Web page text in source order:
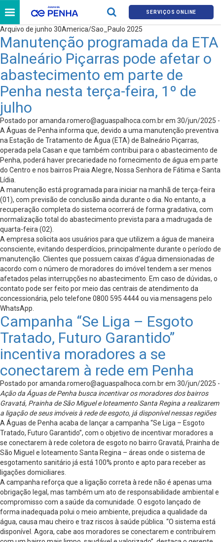
SERVIÇOS ONLINE
Arquivo de junho 30America/Sao_Paulo 2025
Manutenção programada da ETA
Balneário Piçarras pode afetar o
abastecimento em parte de
Penha nesta terça-feira, 1º de
julho
Postado poramanda.romero@aguaspalhoca.com.brem 30/jun/2025 -
A Águas de Penha informa que, devido a uma manutenção preventiva
na Estação de Tratamento de Água (ETA) de Balneário Piçarras,
operada pela Casan e que também contribui para o abastecimento de
Penha, poderá haver precariedade no fornecimento de água em parte
do Centro e nos bairros Praia Alegre, Nossa Senhora de Fátima e Santa
Lídia.
A manutenção está programada para iniciar na manhã de terça-feira
(01), com previsão de conclusão ainda durante o dia. No entanto, a
recuperação completa do sistema ocorrerá de forma gradativa, com
normalização total do abastecimento prevista para a madrugada de
quarta-feira (02).
A empresa solicita aos usuários para que utilizem a água de maneira
consciente, evitando desperdícios, principalmente durante o período de
manutenção. Clientes que possuem caixas d’água dimensionadas de
acordo com o número de moradores do imóvel tendem a ser menos
afetados pelas interrupções no abastecimento. Em caso de dúvidas, o
contato pode ser feito por meio das centrais de atendimento da
concessionária, pelo telefone 0800 595 4444 ou via mensagens pelo
WhatsApp.
Campanha “Se Liga – Esgoto
Tratado, Futuro Garantido”
incentiva moradores a se
conectarem à rede em Penha
Postado poramanda.romero@aguaspalhoca.com.brem 30/jun/2025 -
Ação da Águas de Penha busca incentivar os moradores dos bairros
Gravatá, Prainha de São Miguel e loteamento Santa Regina a realizarem
a ligação de seus imóveis à rede de esgoto, já disponível nessas regiões
A Águas de Penha acaba de lançar a campanha “Se Liga – Esgoto
Tratado, Futuro Garantido”, com o objetivo de incentivar moradores a
se conectarem à rede coletora de esgoto no bairro Gravatá, Prainha de
São Miguel e loteamento Santa Regina – áreas onde o sistema de
esgotamento sanitário já está 100% pronto e apto para receber as
ligações domiciliares.
A campanha reforça que a ligação correta à rede não é apenas uma
obrigação legal, mas também um ato de responsabilidade ambiental e
compromisso com a saúde da comunidade. O esgoto lançado de
forma inadequada polui o meio ambiente, prejudica a qualidade da
água, causa mau cheiro e traz riscos à saúde pública. “O sistema está
disponível. Agora, cabe aos moradores se conectarem e contribuírem